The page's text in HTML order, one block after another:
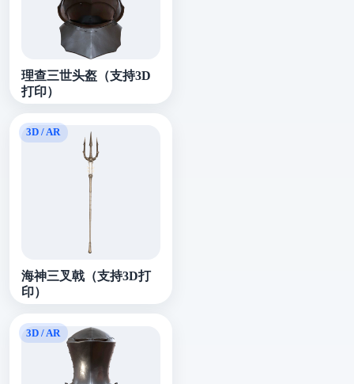
理查三世头盔（支持3D
打印）
海神三叉戟（支持3D打
印）